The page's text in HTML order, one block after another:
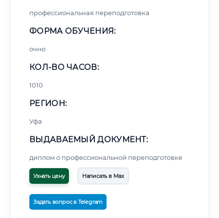
профессиональная переподготовка
ФОРМА ОБУЧЕНИЯ:
очно
КОЛ-ВО ЧАСОВ:
1010
РЕГИОН:
Уфа
ВЫДАВАЕМЫЙ ДОКУМЕНТ:
диплом о профессиональной переподготовке
Узнать цену Написать в Max
Задать вопрос в Telegram